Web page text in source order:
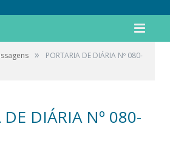
»
PORTARIA DE DIÁRIA Nº 080-
DE DIÁRIA Nº 080-